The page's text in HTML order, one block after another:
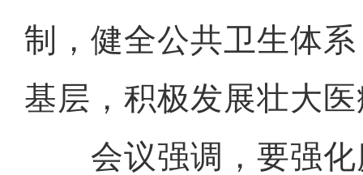
制，健全公共卫生体
基层，积极发展壮大
会议强调，要强化